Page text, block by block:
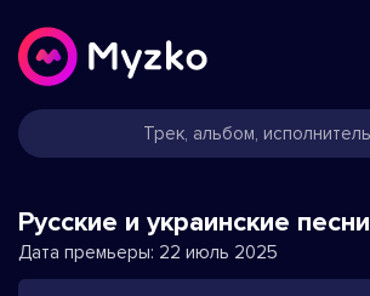
Русские и украинские песни
Дата премьеры: 22 июль 2025